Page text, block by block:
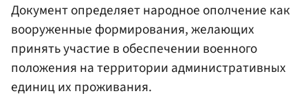
Документ определяет народное ополчение как
вооруженные формирования, желающих
принять участие в обеспечении военного
положения на территории административных
единиц их проживания.